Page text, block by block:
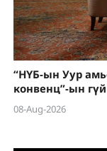
“НҮБ-ын Уур
конвенц”-ын
хийсэн ярилцлага
08-Aug-2026